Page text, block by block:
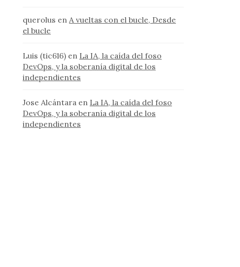
querolus en A vueltas con el bucle, Desde
el bucle
Luis (tic616) en La IA, la caída del foso
DevOps, y la soberanía digital de los
independientes
Jose Alcántara en La IA, la caída del foso
DevOps, y la soberanía digital de los
independientes